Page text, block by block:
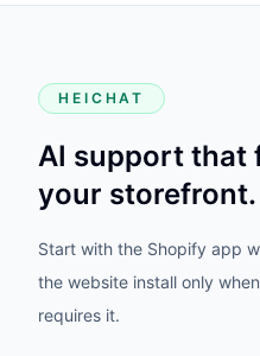
HEICHAT
AI support that
your storefront.
Start with the Shopify app
the website install only
requires it.